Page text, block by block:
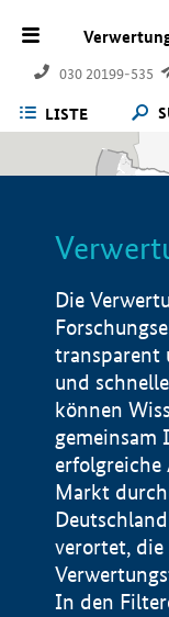
030 20199-535
LISTE
Die
transparent
und
können
gemeinsam
Markt
verortet,
In den